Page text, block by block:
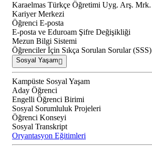
Karaelmas Türkçe Öğretimi Uyg. Arş. Mrk.
Kariyer Merkezi
Öğrenci E-posta
E-posta ve Eduroam Şifre Değişikliği
Mezun Bilgi Sistemi
Öğrenciler İçin Sıkça Sorulan Sorular (SSS)
Sosyal Yaşam
Kampüste Sosyal Yaşam
Aday Öğrenci
Engelli Öğrenci Birimi
Sosyal Sorumluluk Projeleri
Öğrenci Konseyi
Sosyal Transkript
Oryantasyon Eğitimleri